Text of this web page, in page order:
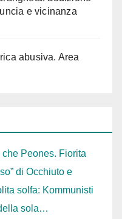
e vicinanza
abusiva. Area
Peones. Fiorita
di Occhiuto e
solfa: Kommunisti
sola…